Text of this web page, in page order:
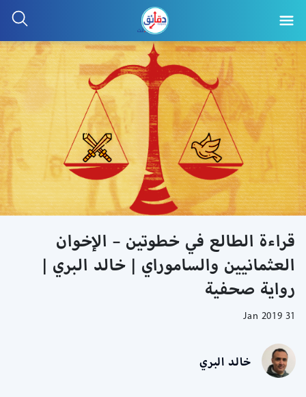
قراءة الطالع في خطوتين – الإخوان
العثمانيين والساموراي | خالد البري |
رواية صحفية
31 Jan 2019
خالد البري